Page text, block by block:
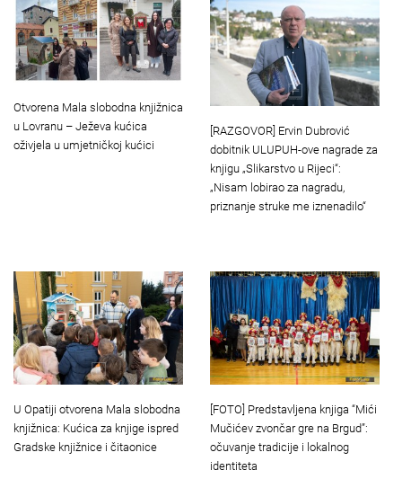
Otvorena Mala slobodna knjižnica
u Lovranu – Ježeva kućica
oživjela u umjetničkoj kućici
[RAZGOVOR] Ervin Dubrović
dobitnik ULUPUH-ove nagrade za
knjigu „Slikarstvo u Rijeci“:
„Nisam lobirao za nagradu,
priznanje struke me iznenadilo“
U Opatiji otvorena Mala slobodna
knjižnica: Kućica za knjige ispred
Gradske knjižnice i čitaonice
[FOTO] Predstavljena knjiga “Mići
Mučićev zvončar gre na Brgud”:
očuvanje tradicije i lokalnog
identiteta